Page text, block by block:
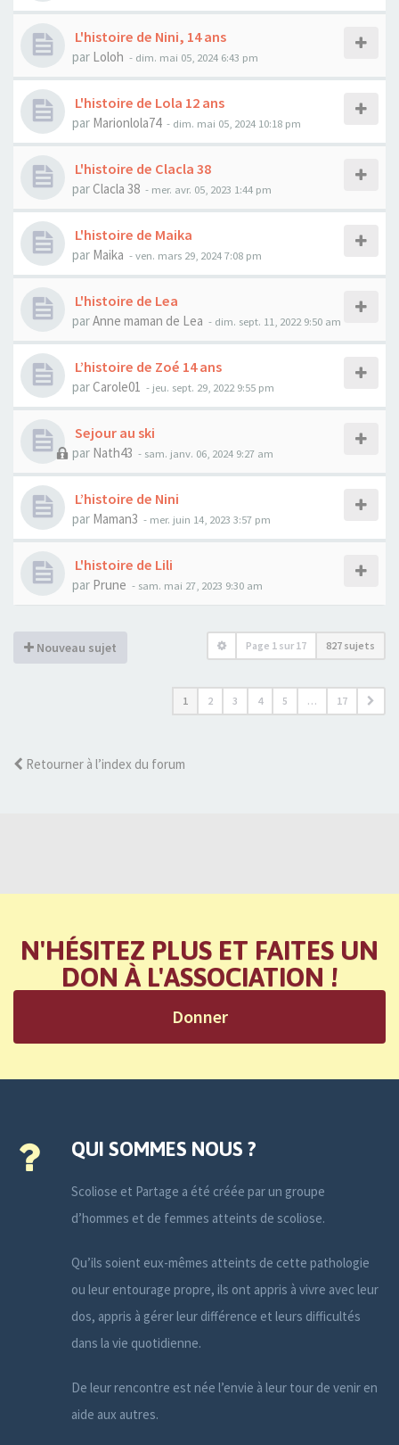
L'histoire de Nini, 14 ans
par Loloh - dim. mai 05, 2024 6:43 pm
L'histoire de Lola 12 ans
par Marionlola74 - dim. mai 05, 2024 10:18 pm
L'histoire de Clacla 38
par Clacla 38 - mer. avr. 05, 2023 1:44 pm
L'histoire de Maika
par Maika - ven. mars 29, 2024 7:08 pm
L'histoire de Lea
parAnne maman de Lea - dim. sept. 11, 2022 9:50 am
L’histoire de Zoé 14 ans
parCarole01 - jeu. sept. 29, 2022 9:55 pm
Sejour au ski
par Nath43 - sam. janv. 06, 2024 9:27 am
L’histoire de Nini
par Maman3 - mer. juin 14, 2023 3:57 pm
L'histoire de Lili
par Prune - sam. mai 27, 2023 9:30 am
Nouveau sujet Page 1 sur 17 827 sujets
1 2 3 4 5 … 17
Retourner à l’index du forum
N'HÉSITEZ PLUS ET FAITES UN
DON À L'ASSOCIATION !
Donner
QUI SOMMES NOUS ?
Scoliose et Partage a été créée par un groupe
d’hommes et de femmes atteints de scoliose.
Qu’ils soient eux-mêmes atteints de cette pathologie
ou leur entourage propre, ils ont appris à vivre avec leur
dos, appris à gérer leur différence et leurs difficultés
dans la vie quotidienne.
De leur rencontre est née l’envie à leur tour de venir en
aide aux autres.